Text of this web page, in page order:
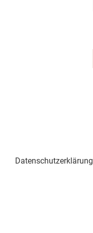
Datenschutzerklärung